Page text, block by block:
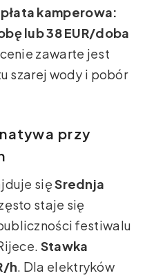
kamperowa:
lub 38 EUR/doba
zawarte jest
szarej wody i pobór
przy
sięSrednja
staje się
festiwalu
Stawka
h. Dla elektryków